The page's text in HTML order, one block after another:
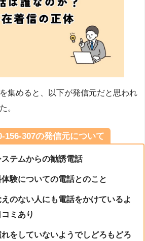
集めると、以下が発信元だと思われ
。
156-307の発信元について
テムからの勧誘電話
験についての電話とのこと
のない人にも電話をかけているよ
ミあり
をしていないようでしどろもどろ